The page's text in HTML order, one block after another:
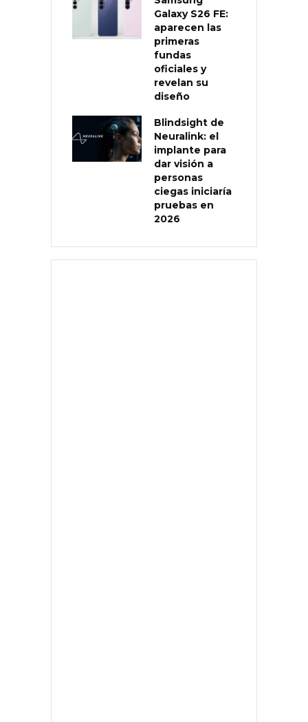
Galaxy S26 FE:
aparecen las
primeras
fundas
oficiales y
revelan su
diseño
Blindsight de
Neuralink: el
implante para
dar visión a
personas
ciegas iniciaría
pruebas en
2026